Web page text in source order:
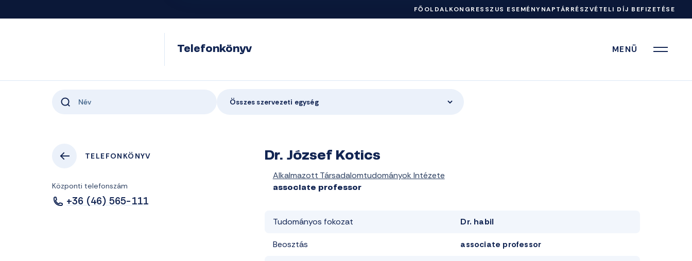
FŐOLDALKONGRESSZUS ESEMÉNYNAPTÁRRÉSZVÉTELI DÍJ BEFIZETÉSE
Telefonkönyv MENÜ
Összes szervezeti egység
TELEFONKÖNYV
Központi telefonszám
+36 (46) 565-111
Dr. József Kotics
Alkalmazott Társadalomtudományok Intézete
associate professor
Tudományos fokozat Dr. habil
Beosztás associate professor